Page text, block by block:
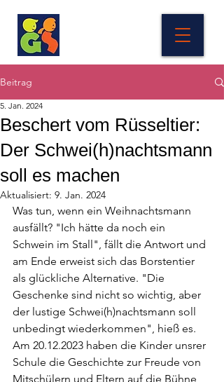
Beitrag
Beschert vom Rüsseltier:
Der Schwei(h)nachtsmann
soll es machen
5. Jan. 2024
Aktualisiert: 9. Jan. 2024
Was tun, wenn ein Weihnachtsmann
ausfällt? "Ich hätte da noch ein
Schwein im Stall", fällt die Antwort und
am Ende erweist sich das Borstentier
als glückliche Alternative. "Die
Geschenke sind nicht so wichtig, aber
der lustige Schwei(h)nachtsmann soll
unbedingt wiederkommen", hieß es.
Am 20.12.2023 haben die Kinder unsrer
Schule die Geschichte zur Freude von
Mitschülern und Eltern auf die Bühne